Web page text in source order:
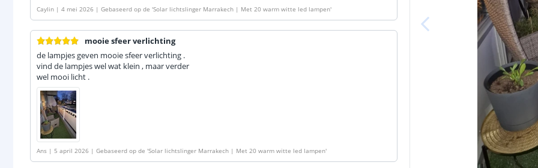
Caylin | 4 mei 2026 | Gebaseerd op de 'Solar lichtslinger Marrakech | Met 20 warm witte led lampen'
mooie sfeer verlichting
de lampjes geven mooie sfeer verlichting .
vind de lampjes wel wat klein , maar verder
wel mooi licht .
Ans | 5 april 2026 | Gebaseerd op de 'Solar lichtslinger Marrakech | Met 20 warm witte led lampen'